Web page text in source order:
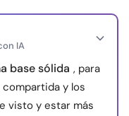
reservados.
IA
base sólida , para
compartida y los
visto y estar más